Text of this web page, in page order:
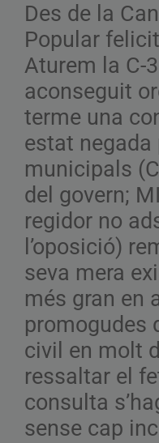
Des de la
Popular
Aturem la C-
aconseguit
terme una
estat negada
municipals
del govern;
regidor no
l’oposició)
seva mera
més gran en
promogudes
civil en molt
ressaltar el
consulta
sense cap